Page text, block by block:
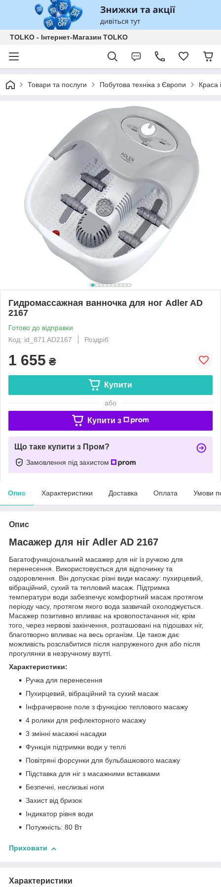
TOLKO - Інтернет-Магазин TOLKO
Товари та послуги Побутова техніка з Європи Краса
Гидромассажная ванночка для ног Adler AD
2167
Готово до відправки
Код: id_871 AD2167
Роздріб
1 655 ₴
Купити
або
Купити з
Що таке купити з Пром?
Замовлення під захистом
Опис Характеристики Доставка Оплата Умови
Опис
Масажер для ніг Adler AD 2167
Багатофункціональний масажер для ніг із ручкою для
перенесення. Використовується для відпочинку та
оздоровлення. Він допускає різні види масажу: пухирцевий,
вібраційний, сухий та тепловий масаж. Підтримка
температури води забезпечує комфортний масаж протягом
періоду часу, протягом якого вода зазвичай охолоджується.
Масажер позитивно впливає на кровопостачання ніг, крім
того, через нервові закінчення, розташовані на підошвах ніг,
благотворно впливає на весь організм. Це також дає
можливість розслабитися після напруженого дня або після
прогулянки в незручному взутті.
Характеристики:
Ручка для перенесення
Пухирцевий, вібраційний та сухий масаж
Інфрачервоне поле з функцією теплового масажу
4 ролики для рефлекторного масажу
3 змінні масажні насадки
Функція підтримки води у теплі
Повітряні форсунки для бульбашкового масажу
Підставка для ніг з масажними вставками
Безпечні, неслизькі ноги
Захист від бризок
Індикатор рівня води
Потужність: 80 Вт
Приховати
Характеристики